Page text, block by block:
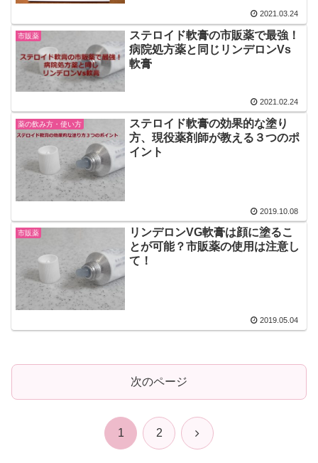
2021.03.24
市販薬
ステロイド軟膏の市販薬で最強！
病院処方薬と同じリンデロンVs
軟膏
2021.02.24
薬の飲み方・使い方
ステロイド軟膏の効果的な塗り
方、現役薬剤師が教える３つのポ
イント
2019.10.08
市販薬
リンデロンVG軟膏は顔に塗るこ
とが可能？市販薬の使用は注意し
て！
2019.05.04
次のページ
1 2 次